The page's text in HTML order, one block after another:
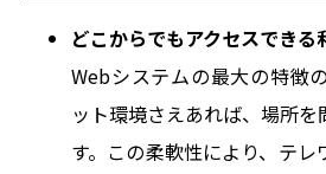
どこからでもアクセスできる
Webシステムの最大の特徴
ット環境さえあれば、場所
す。この柔軟性により、テ